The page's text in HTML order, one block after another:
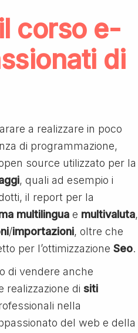
corso e-
di
a realizzare in poco
di programmazione,
source utilizzato per la
, quali ad esempio i
il report per la
multilingua e multivaluta,
/importazioni, oltre che
per l’ottimizzazione Seo.
di vendere anche
realizzazione di siti
nella
del web e della